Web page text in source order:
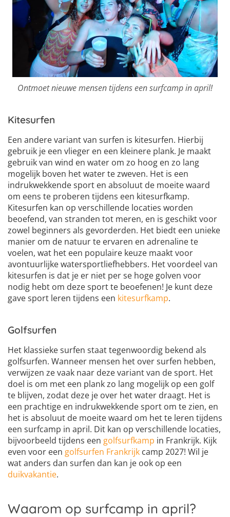
Ontmoet nieuwe mensen tijdens een surfcamp in april!
Kitesurfen
Een andere variant van surfen is kitesurfen. Hierbij
gebruik je een vlieger en een kleinere plank. Je maakt
gebruik van wind en water om zo hoog en zo lang
mogelijk boven het water te zweven. Het is een
indrukwekkende sport en absoluut de moeite waard
om eens te proberen tijdens een kitesurfkamp.
Kitesurfen kan op verschillende locaties worden
beoefend, van stranden tot meren, en is geschikt voor
zowel beginners als gevorderden. Het biedt een unieke
manier om de natuur te ervaren en adrenaline te
voelen, wat het een populaire keuze maakt voor
avontuurlijke watersportliefhebbers. Het voordeel van
kitesurfen is dat je er niet per se hoge golven voor
nodig hebt om deze sport te beoefenen! Je kunt deze
gave sport leren tijdens een kitesurfkamp.
Golfsurfen
Het klassieke surfen staat tegenwoordig bekend als
golfsurfen. Wanneer mensen het over surfen hebben,
verwijzen ze vaak naar deze variant van de sport. Het
doel is om met een plank zo lang mogelijk op een golf
te blijven, zodat deze je over het water draagt. Het is
een prachtige en indrukwekkende sport om te zien, en
het is absoluut de moeite waard om het te leren tijdens
een surfcamp in april. Dit kan op verschillende locaties,
bijvoorbeeld tijdens een golfsurfkamp in Frankrijk. Kijk
even voor een golfsurfen Frankrijk camp 2027! Wil je
wat anders dan surfen dan kan je ook op een
duikvakantie.
Waarom op surfcamp in april?